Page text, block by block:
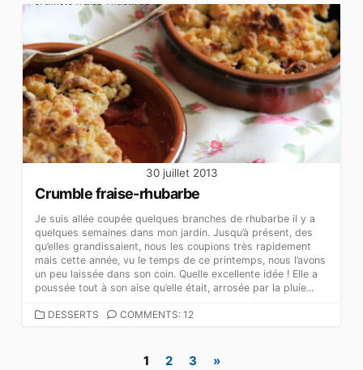
30 juillet 2013
Crumble fraise-rhubarbe
Je suis allée coupée quelques branches de rhubarbe il y a
quelques semaines dans mon jardin. Jusqu’à présent, des
qu’elles grandissaient, nous les coupions très rapidement
mais cette année, vu le temps de ce printemps, nous l’avons
un peu laissée dans son coin. Quelle excellente idée ! Elle a
poussée tout à son aise qu’elle était, arrosée par la pluie...
CATEGORIES
DESSERTS COMMENTS: 12
1 2 3 »